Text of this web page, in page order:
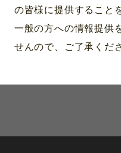
の皆様に提供すること
一般の方への情報提供
せんので、ご了承くだ